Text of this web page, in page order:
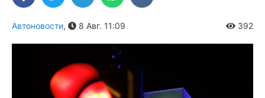
Автоновости, 8 Авг. 11:09 392